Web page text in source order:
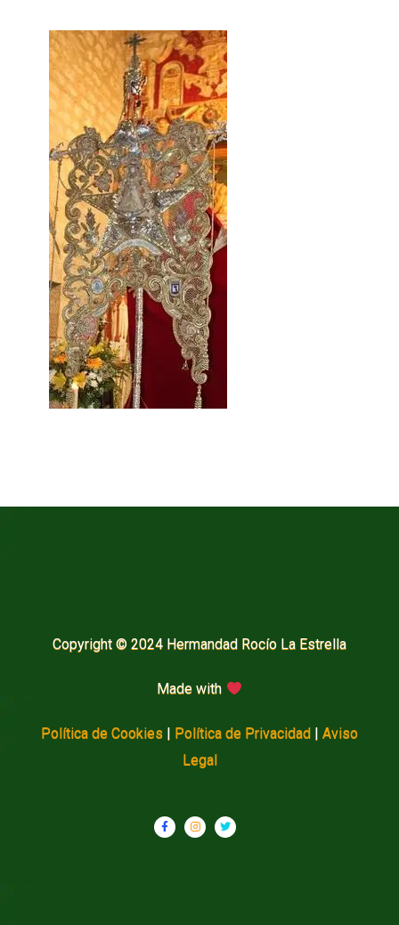
Copyright © 2024 Hermandad Rocío La Estrella
Made with
Política de Cookies | Política de Privacidad | Aviso
Legal